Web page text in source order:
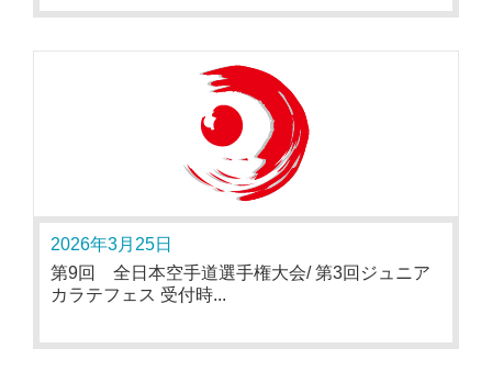
2026年3月25日
第9回 全日本空手道選手権大会/ 第3回ジュニア
カラテフェス 受付時...